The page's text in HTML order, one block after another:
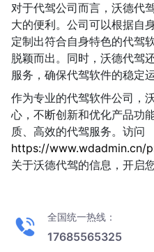
对于代驾公司而言，沃德代
大的便利。公司可以根据自
定制出符合自身特色的代驾
脱颖而出。同时，沃德代驾
服务，确保代驾软件的稳定
作为专业的代驾软件公司，
心，不断创新和优化产品功
质、高效的代驾服务。访问
https://www.wdadmin.cn/
关于沃德代驾的信息，开启
全国统一热线：
17685565325